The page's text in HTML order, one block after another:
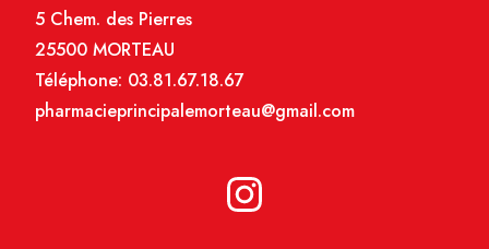
5 Chem. des Pierres
25500 MORTEAU
Téléphone: 03.81.67.18.67
pharmacieprincipalemorteau@gmail.com